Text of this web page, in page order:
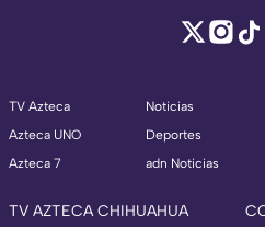
TV Azteca
Azteca UNO
Azteca 7
Noticias
Deportes
adn Noticias
TV AZTECA CHIHUAHUA